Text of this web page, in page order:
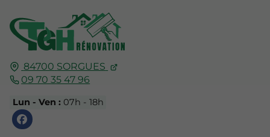
84700 SORGUES
09 70 35 47 96
Lun - Ven : 07h - 18h